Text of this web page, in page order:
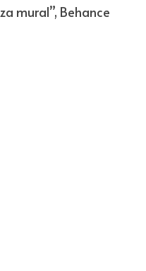
mural”, Behance